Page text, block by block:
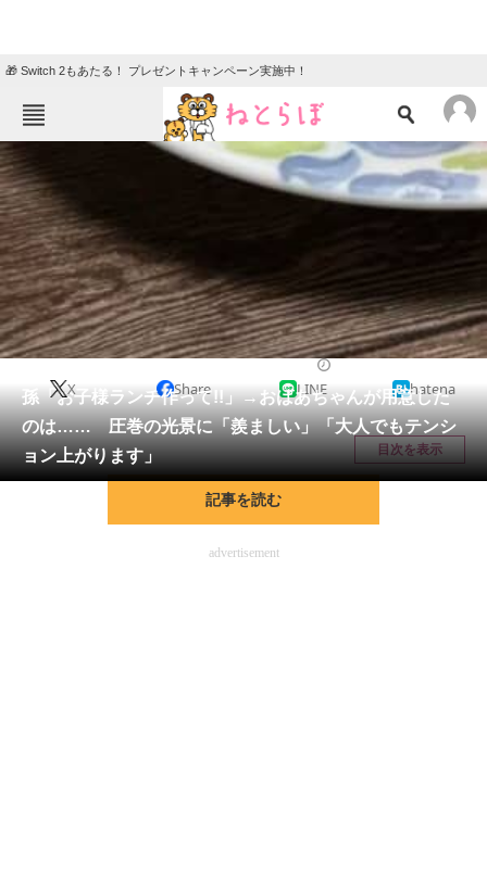
🎁 Switch 2もあたる！ プレゼントキャンペーン実施中！
ねとらぼメニュー
TOP ニュース
エンタメ
グルメ
住まい 教育・育児
動物 リサーチ
会員記事
メディア
注目記事を集めた総合ページ
孫「お子様ランチ作って!!」→おばあちゃんが用意した
のは…… 圧巻の光景に「羨ましい」「大人でもテンシ
ョン上がります」
X Share LINE hatena
目次を表示
記事を読む
advertisement